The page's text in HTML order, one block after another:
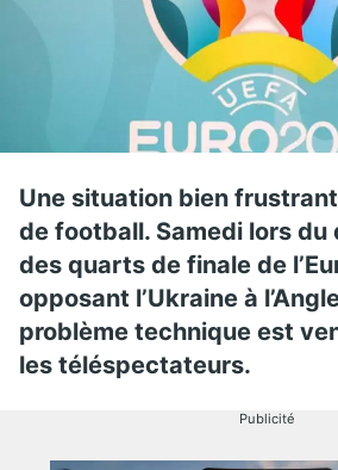
Une situation bien
de football. Samedi lors du
des quarts de finale de
opposant l’Ukraine à
problème technique est
les téléspectateurs.
Publicité